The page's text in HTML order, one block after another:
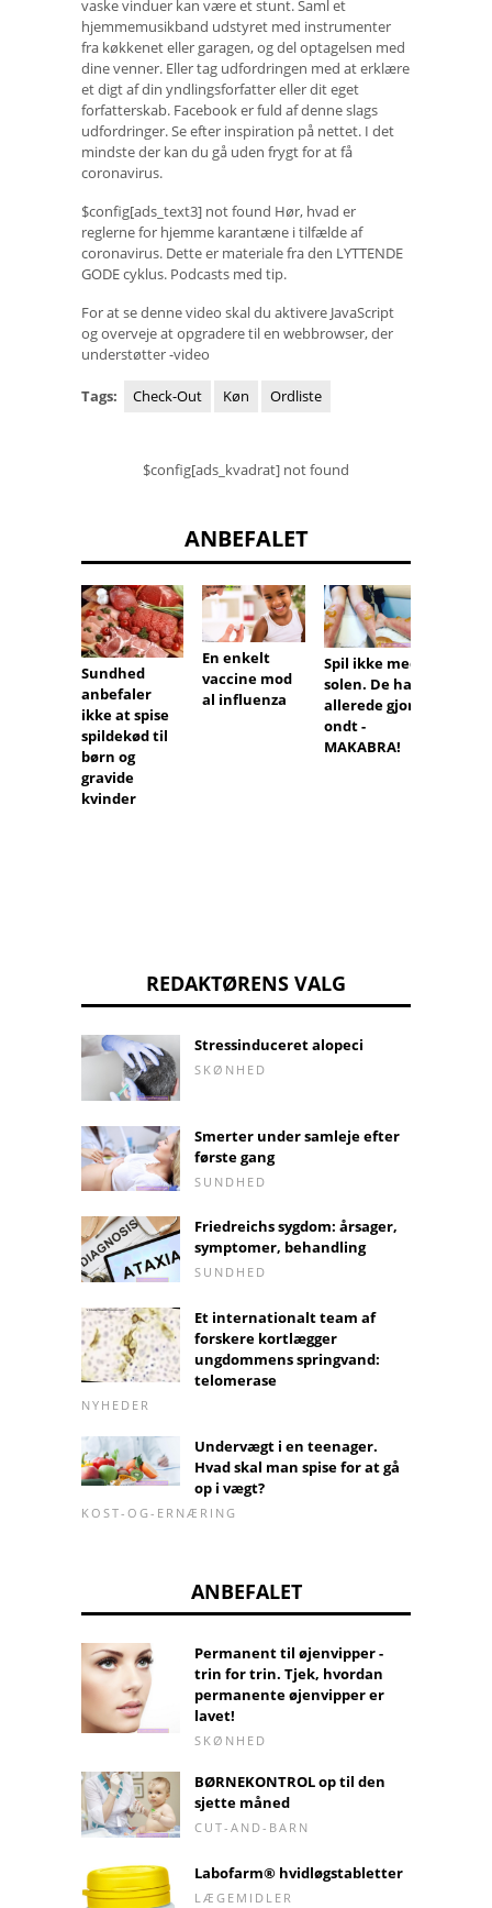
vaske vinduer kan være et stunt. Saml et
hjemmemusikband udstyret med instrumenter
fra køkkenet eller garagen, og del optagelsen med
dine venner. Eller tag udfordringen med at erklære
et digt af din yndlingsforfatter eller dit eget
forfatterskab. Facebook er fuld af denne slags
udfordringer. Se efter inspiration på nettet. I det
mindste der kan du gå uden frygt for at få
coronavirus.
$config[ads_text3] not found Hør, hvad er
reglerne for hjemme karantæne i tilfælde af
coronavirus. Dette er materiale fra den LYTTENDE
GODE cyklus. Podcasts med tip.
For at se denne video skal du aktivere JavaScript
og overveje at opgradere til en webbrowser, der
understøtter -video
Tags: Check-Out Køn Ordliste
$config[ads_kvadrat] not found
ANBEFALET
Sundhed
anbefaler
ikke at spise
spildekød til
børn og
gravide
kvinder
En enkelt
vaccine mod
al influenza
Spil ikke med
solen. De har
allerede gjort
ondt -
MAKABRA!
REDAKTØRENS VALG
Stressinduceret alopeci
SKØNHED
Smerter under samleje efter
første gang
SUNDHED
Friedreichs sygdom: årsager,
symptomer, behandling
SUNDHED
Et internationalt team af
forskere kortlægger
ungdommens springvand:
telomerase
NYHEDER
Undervægt i en teenager.
Hvad skal man spise for at gå
op i vægt?
KOST-OG-ERNÆRING
ANBEFALET
Permanent til øjenvipper -
trin for trin. Tjek, hvordan
permanente øjenvipper er
lavet!
SKØNHED
BØRNEKONTROL op til den
sjette måned
CUT-AND-BARN
Labofarm® hvidløgstabletter
LÆGEMIDLER